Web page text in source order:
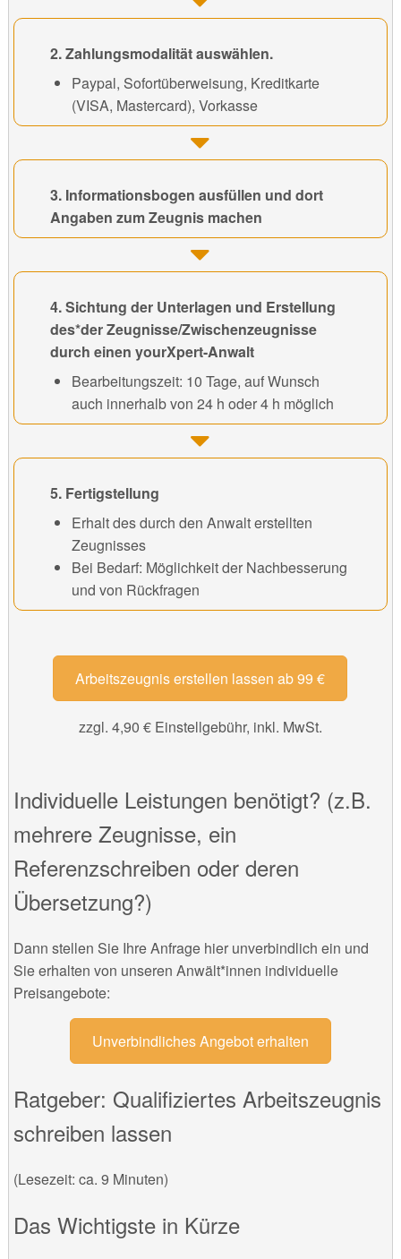
2. Zahlungsmodalität auswählen.
Paypal, Sofortüberweisung, Kreditkarte
(VISA, Mastercard), Vorkasse
3. Informationsbogen ausfüllen und dort
Angaben zum Zeugnis machen
4. Sichtung der Unterlagen und Erstellung
des*der Zeugnisse/Zwischenzeugnisse
durch einen yourXpert-Anwalt
Bearbeitungszeit: 10 Tage, auf Wunsch
auch innerhalb von 24 h oder 4 h möglich
5. Fertigstellung
Erhalt des durch den Anwalt erstellten
Zeugnisses
Bei Bedarf: Möglichkeit der Nachbesserung
und von Rückfragen
Arbeitszeugnis erstellen lassen ab 99 €
zzgl. 4,90 € Einstellgebühr, inkl. MwSt.
Individuelle Leistungen benötigt? (z.B.
mehrere Zeugnisse, ein
Referenzschreiben oder deren
Übersetzung?)
Dann stellen Sie Ihre Anfrage hier unverbindlich ein und
Sie erhalten von unseren Anwält*innen individuelle
Preisangebote:
Unverbindliches Angebot erhalten
Ratgeber: Qualifiziertes Arbeitszeugnis
schreiben lassen
(Lesezeit: ca. 9 Minuten)
Das Wichtigste in Kürze